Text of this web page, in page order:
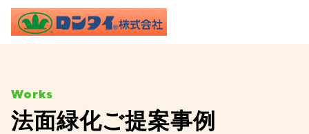
TOP
法面緑化ご提案事例